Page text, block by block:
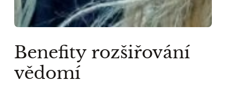
Benefity rozšiřování
vědomí